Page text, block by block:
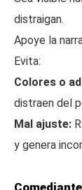
distraigan.
Apoye la
Evita:
Colores o
distraen del
Mal ajuste:
y genera
Comediante